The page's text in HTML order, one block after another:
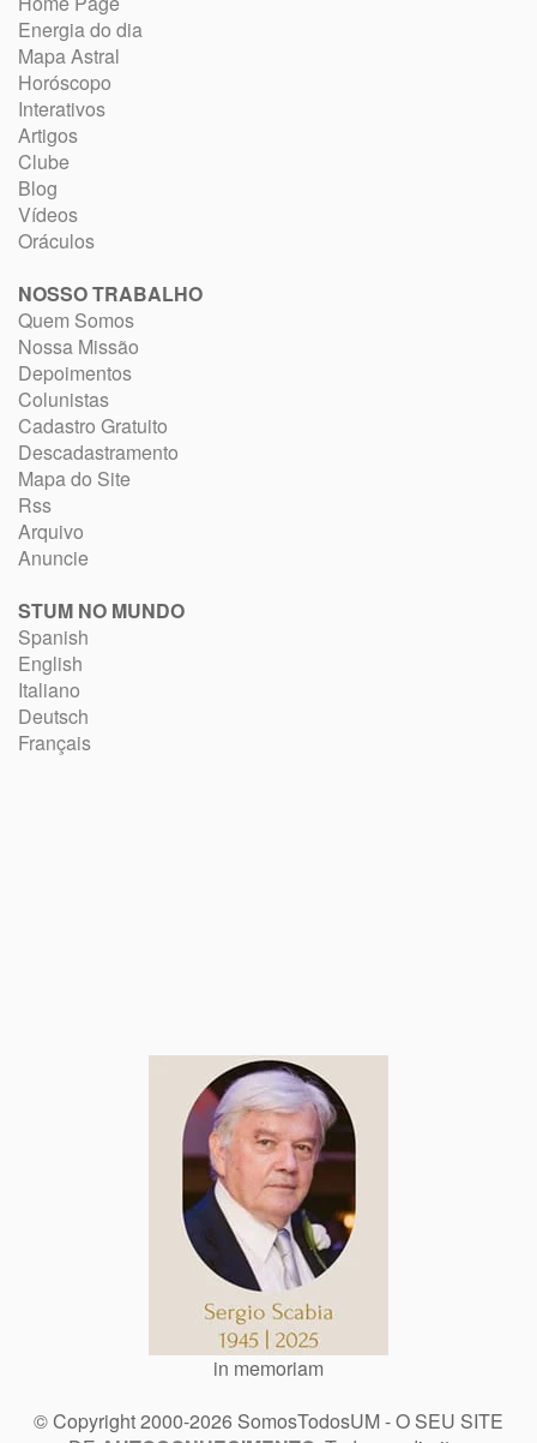
Energia do dia
Mapa Astral
Horóscopo
Interativos
Artigos
Clube
Blog
Vídeos
Oráculos
NOSSO TRABALHO
Quem Somos
Nossa Missão
Depoimentos
Colunistas
Cadastro Gratuito
Descadastramento
Mapa do Site
Rss
Arquivo
Anuncie
STUM NO MUNDO
Spanish
English
Italiano
Deutsch
Français
in memoriam
© Copyright 2000-2026 SomosTodosUM - O SEU SITE